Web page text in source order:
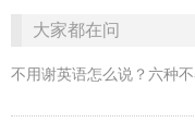
大家都在问
不用谢英语怎么说？六种